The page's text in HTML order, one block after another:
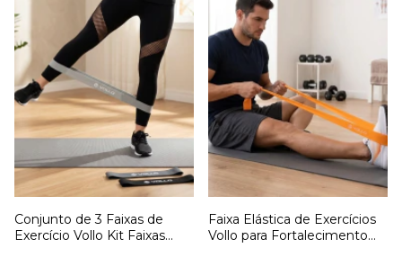
Conjunto de 3 Faixas de
Exercício Vollo Kit Faixas
Faixa Elástica de Exercícios
Vollo para Fortalecimento